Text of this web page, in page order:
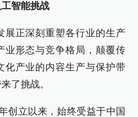
智能挑战
展正深刻重塑各行业的生产
业形态与竞争格局，颠覆传
化产业的内容生产与保护带
了挑战。
创立以来，始终受益于中国